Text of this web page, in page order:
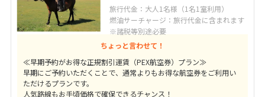
旅行代金：大人1名様（1名1室利用）
燃油サーチャージ：旅行代金に含まれます
※諸税等別途必要
ちょっと言わせて！
≪早期予約がお得な正規割引運賃（PEX航空券）プラン≫
早期にご予約いただくことで、通常よりもお得な航空券をご利用い
ただけるプランです。
人気路線もお手頃価格で確保できるチャンス！